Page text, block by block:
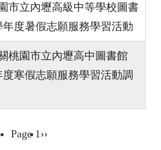
市立內壢高級中等學校圖書
年度暑假志願服務學習活動
桃園市立內壢高中圖書館
度寒假志願服務學習活動調
Page 1 Next
››